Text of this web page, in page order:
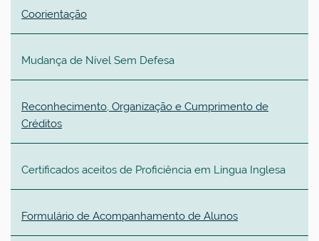
Coorientação
Mudança de Nível Sem Defesa
Reconhecimento, Organização e Cumprimento de
Créditos
Certificados aceitos de Proficiência em Língua Inglesa
Formulário de Acompanhamento de Alunos